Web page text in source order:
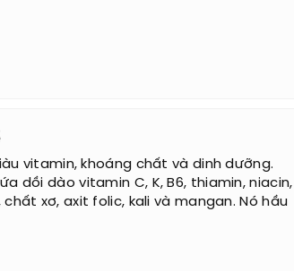
vitamin, khoáng chất và dinh dưỡng.
dồi dào vitamin C, K, B6, thiamin, niacin,
xơ, axit folic, kali và mangan. Nó hầu